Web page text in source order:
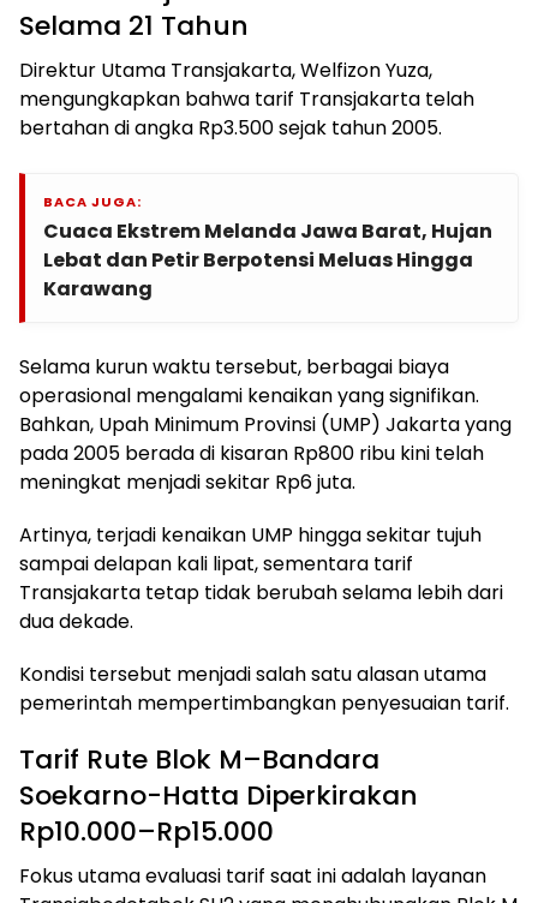
Selama 21 Tahun
Direktur Utama Transjakarta, Welfizon Yuza,
mengungkapkan bahwa tarif Transjakarta telah
bertahan di angka Rp3.500 sejak tahun 2005.
BACA JUGA:
Cuaca Ekstrem Melanda Jawa Barat, Hujan
Lebat dan Petir Berpotensi Meluas Hingga
Karawang
Selama kurun waktu tersebut, berbagai biaya
operasional mengalami kenaikan yang signifikan.
Bahkan, Upah Minimum Provinsi (UMP) Jakarta yang
pada 2005 berada di kisaran Rp800 ribu kini telah
meningkat menjadi sekitar Rp6 juta.
Artinya, terjadi kenaikan UMP hingga sekitar tujuh
sampai delapan kali lipat, sementara tarif
Transjakarta tetap tidak berubah selama lebih dari
dua dekade.
Kondisi tersebut menjadi salah satu alasan utama
pemerintah mempertimbangkan penyesuaian tarif.
Tarif Rute Blok M–Bandara
Soekarno-Hatta Diperkirakan
Rp10.000–Rp15.000
Fokus utama evaluasi tarif saat ini adalah layanan